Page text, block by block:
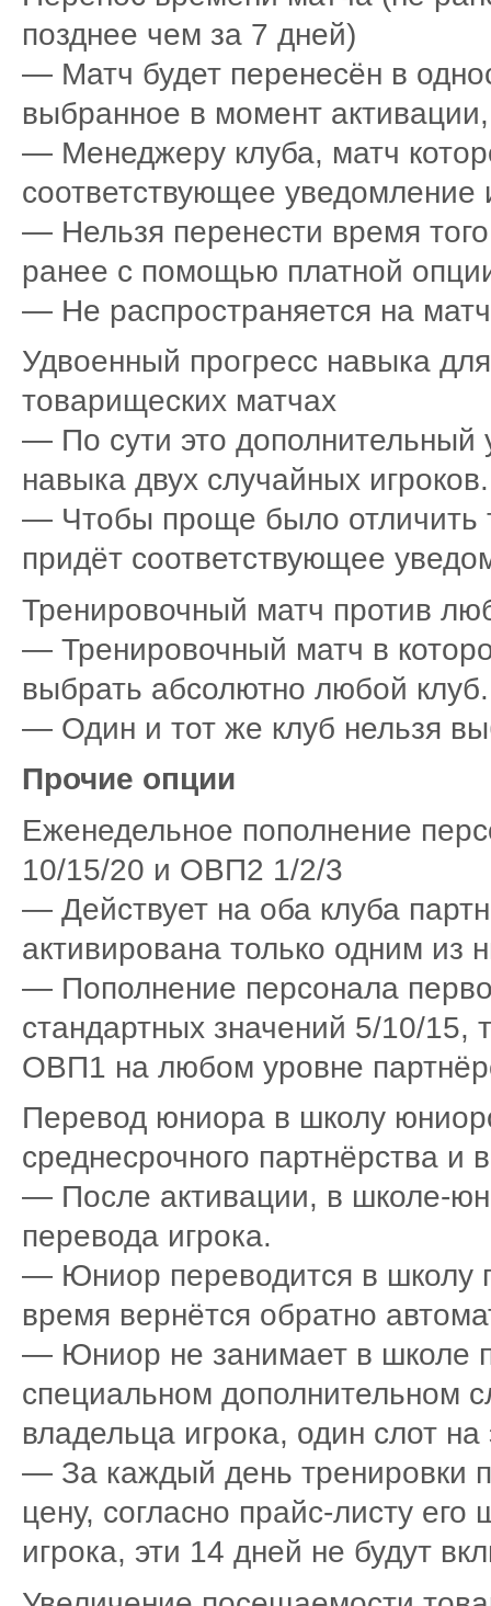
позднее чем за 7 дней)
— Матч будет перенесён в
выбранное в момент
— Менеджеру клуба, матч
соответствующее уведомление
— Нельзя перенести время
ранее с помощью платной
— Не распространяется на
Удвоенный прогресс навыка
товарищеских матчах
— По сути это дополнительный
навыка двух случайных игроков.
— Чтобы проще было отличить
придёт соответствующее
Тренировочный матч против
— Тренировочный матч в
выбрать абсолютно любой клуб.
— Один и тот же клуб нельзя
Прочие опции
Еженедельное пополнение
10/15/20 и ОВП2 1/2/3
— Действует на оба клуба
активирована только одним из
— Пополнение персонала
стандартных значений 5/10/15,
ОВП1 на любом уровне
Перевод юниора в школу
среднесрочного партнёрства и
— После активации, в школе-
перевода игрока.
— Юниор переводится в школу
время вернётся обратно
— Юниор не занимает в школе
специальном дополнительном
владельца игрока, один слот
— За каждый день тренировки
цену, согласно прайс-листу
игрока, эти 14 дней не будут